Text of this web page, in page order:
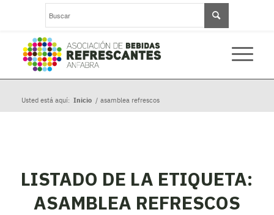
Usted está aquí: Inicio / asamblea refrescos
LISTADO DE LA ETIQUETA:
ASAMBLEA REFRESCOS